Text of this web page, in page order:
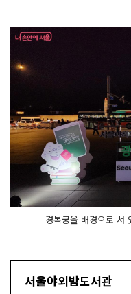
경복궁을 배경으로 서
서울야외밤도서관